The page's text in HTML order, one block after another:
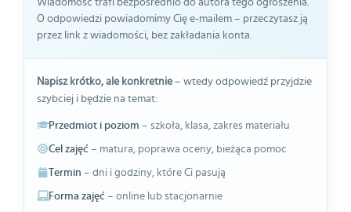
Wiadomość trafi bezpośrednio do autora tego ogłoszenia.
O odpowiedzi powiadomimy Cię e-mailem – przeczytasz ją
przez link z wiadomości, bez zakładania konta.
Napisz krótko, ale konkretnie– wtedy odpowiedź przyjdzie
szybciej i będzie na temat:
Przedmiot i poziom – szkoła, klasa, zakres materiału
Cel zajęć – matura, poprawa oceny, bieżąca pomoc
Termin – dni i godziny, które Ci pasują
Forma zajęć – online lub stacjonarnie